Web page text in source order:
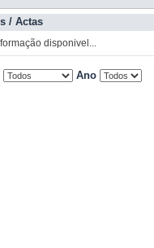
/ Actas
disponivel...
Ano